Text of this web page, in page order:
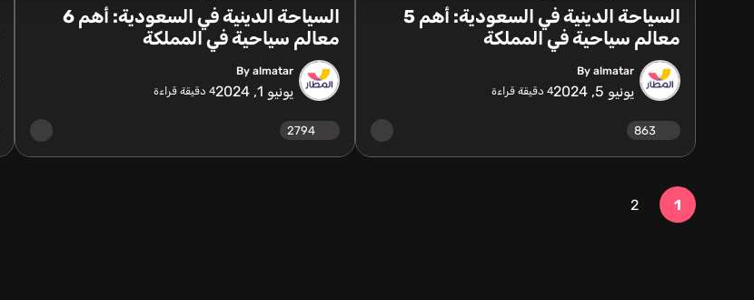
السياحة الدينية في السعودية: أهم 5
معالم سياحية في المملكة
By almatar
يونيو 5, 2024 4 دقيقة قراءة
863
السياحة الدينية في السعودية: أهم 6
معالم سياحية في المملكة
By almatar
يونيو 1, 2024 4دقيقة قراءة
2794
1
2